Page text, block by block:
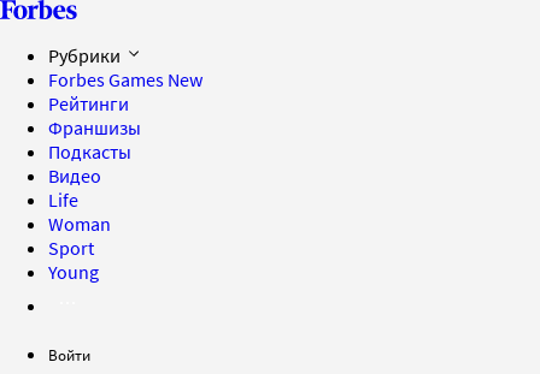
Рубрики
Forbes Games New
Рейтинги
Франшизы
Подкасты
Видео
Life
Woman
Sport
Young
Войти